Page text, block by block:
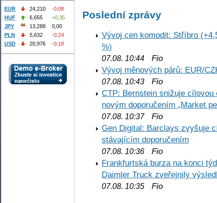
Poslední zprávy
Vývoj cen komodit: Stříbro
%)
07.08. 10:44 Fio
Vývoj měnových párů: EUR/
07.08. 10:43 Fio
CTP: Bernstein snižuje
novým doporučením „Market
07.08. 10:37Fio
Gen Digital: Barclays zvyšuje
stávajícím doporučením
07.08. 10:36 Fio
Frankfurtská burza na konci
Daimler Truck zveřejnily
07.08. 10:35 Fio
EUR 24,210
-0,08
HUF
6,655
+0,35
JPY
13,288
0,00
PLN
5,632
-0,24
USD
20,976 -0,18